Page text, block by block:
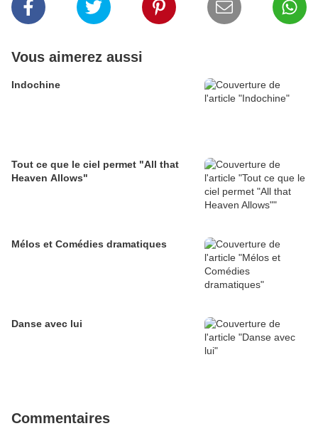
Vous aimerez aussi
Indochine
Tout ce que le ciel permet "All that
Heaven Allows"
Mélos et Comédies dramatiques
Danse avec lui
Commentaires